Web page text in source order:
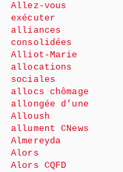
Allez-vous
exécuter
alliances
consolidées
Alliot-Marie
allocations
sociales
allocs chômage
allongée d’une
Alloush
allument CNews
Almereyda
Alors
Alors CQFD